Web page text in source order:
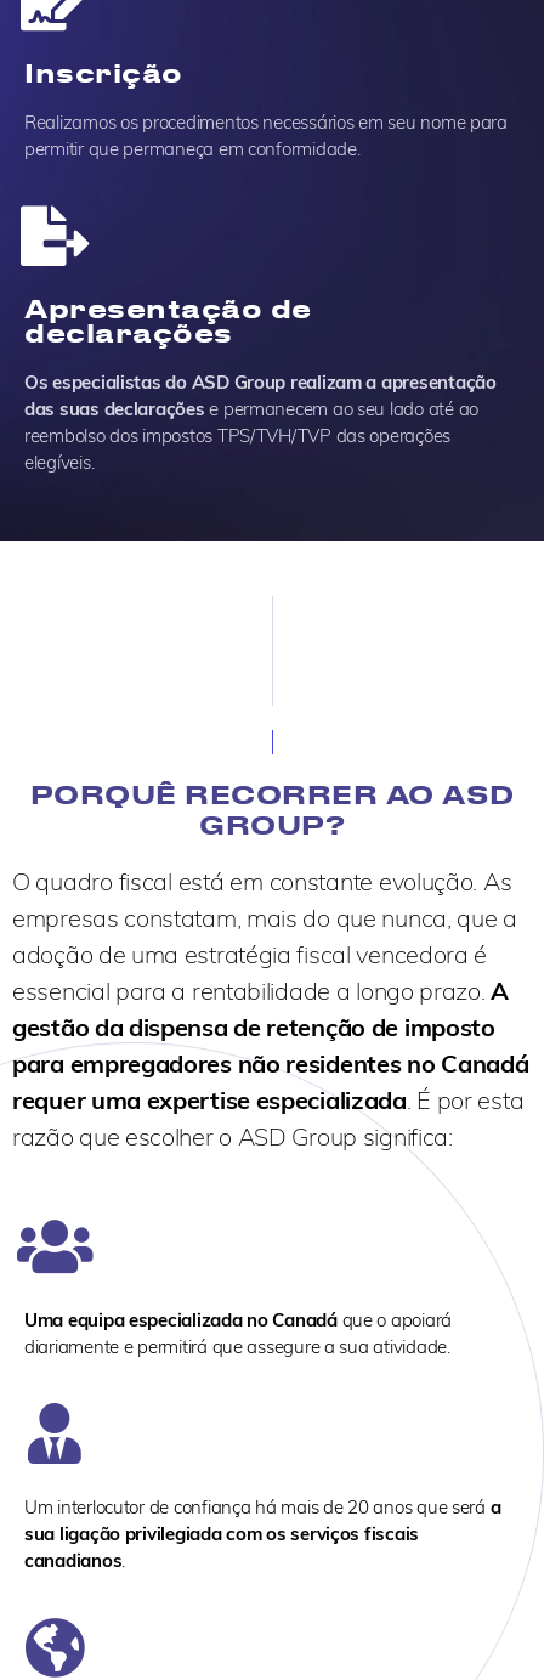
Inscrição
Realizamos os procedimentos necessários em seu nome para
permitir que permaneça em conformidade.
Apresentação de
declarações
Os especialistas do ASD Group realizam a apresentação
das suas declarações e permanecem ao seu lado até ao
reembolso dos impostos TPS/TVH/TVP das operações
elegíveis.
PORQUÊ RECORRER AO ASD
GROUP?
O quadro fiscal está em constante evolução. As
empresas constatam, mais do que nunca, que a
adoção de uma estratégia fiscal vencedora é
essencial para a rentabilidade a longo prazo.A
gestão da dispensa de retenção de imposto
para empregadores não residentes no Canadá
requer uma expertise especializada . É por esta
razão que escolher o ASD Group significa:
Uma equipa especializada no Canadá que o apoiará
diariamente e permitirá que assegure a sua atividade.
Um interlocutor de confiança há mais de 20 anos que será a
sua ligação privilegiada com os serviços fiscais
canadianos.